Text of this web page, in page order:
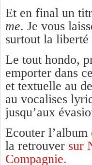
Et en final un
me. Je vous
surtout la
Le tout hondo,
emporter dans
et textuelle au
au vocalises
jusqu’aux
Ecouter
la retrouver sur
Compagnie.